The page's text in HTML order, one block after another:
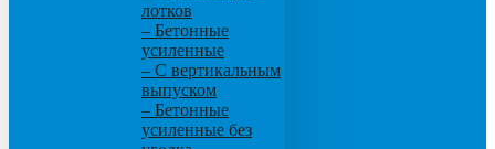
лотков
– Бетонные
усиленные
– С вертикальным
выпуском
– Бетонные
усиленные без